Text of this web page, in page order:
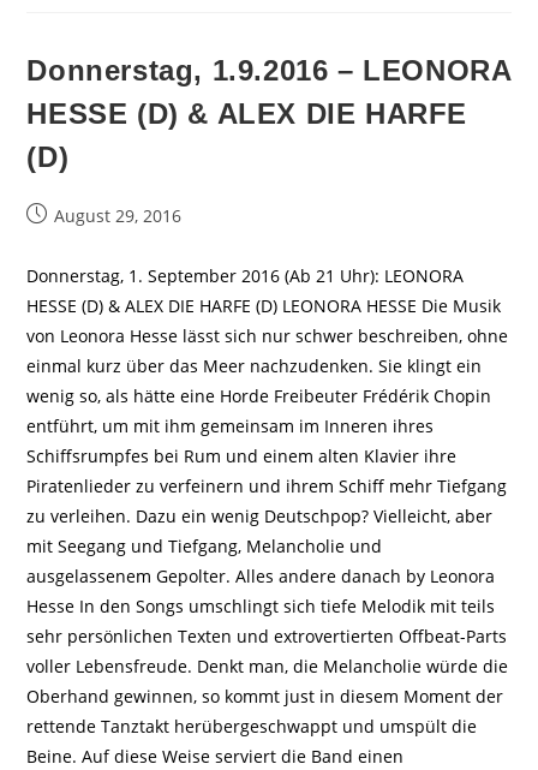
Donnerstag, 1.9.2016 – LEONORA
HESSE (D) & ALEX DIE HARFE
(D)
BeitragAugust 29, 2016
Donnerstag, 1. September 2016 (Ab 21 Uhr): LEONORA
HESSE (D) & ALEX DIE HARFE (D) LEONORA HESSE Die Musik
von Leonora Hesse lässt sich nur schwer beschreiben, ohne
einmal kurz über das Meer nachzudenken. Sie klingt ein
wenig so, als hätte eine Horde Freibeuter Frédérik Chopin
entführt, um mit ihm gemeinsam im Inneren ihres
Schiffsrumpfes bei Rum und einem alten Klavier ihre
Piratenlieder zu verfeinern und ihrem Schiff mehr Tiefgang
zu verleihen. Dazu ein wenig Deutschpop? Vielleicht, aber
mit Seegang und Tiefgang, Melancholie und
ausgelassenem Gepolter. Alles andere danach by Leonora
Hesse In den Songs umschlingt sich tiefe Melodik mit teils
sehr persönlichen Texten und extrovertierten Offbeat-Parts
voller Lebensfreude. Denkt man, die Melancholie würde die
Oberhand gewinnen, so kommt just in diesem Moment der
rettende Tanztakt herübergeschwappt und umspült die
Beine. Auf diese Weise serviert die Band einen